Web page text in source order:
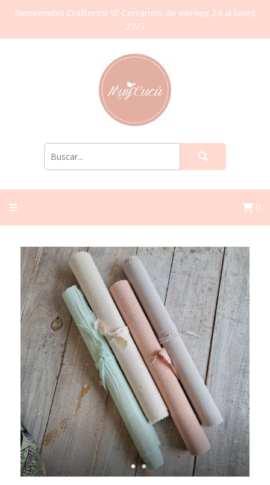
Bienvenidxs Crafterxs! 🩷 Cerramos de viernes 24 al lunes
27/7
0